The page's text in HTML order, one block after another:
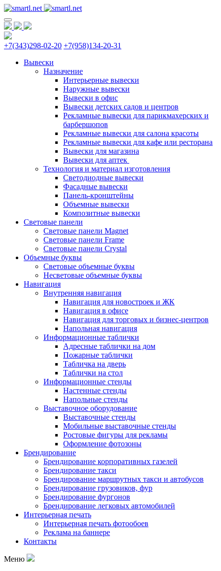
+7(343)298-02-20 +7(958)134-20-31
Вывески
Назначение
Интерьерные вывески
Наружные вывески
Вывески в офис
Вывески детских садов и центров
Рекламные вывески для парикмахерских и
барбершопов
Рекламные вывески для салона красоты
Рекламные вывески для кафе или ресторана
Вывески для магазина
Вывески для аптек
Технология и материал изготовления
Светодиодные вывески
Фасадные вывески
Панель-кронштейны
Объемные вывески
Композитные вывески
Световые панели
Световые панели Magnet
Световые панели Frame
Световые панели Crystal
Объемные буквы
Световые объемные буквы
Несветовые объемные буквы
Навигация
Внутренняя навигация
Навигация для новостроек и ЖК
Навигация в офисе
Навигация для торговых и бизнес-центров
Напольная навигация
Информационные таблички
Адресные таблички на дом
Пожарные таблички
Табличка на дверь
Таблички на стол
Информационные стенды
Настенные стенды
Напольные стенды
Выставочное оборудование
Выставочные стенды
Мобильные выставочные стенды
Ростовые фигуры для рекламы
Оформление фотозоны
Брендирование
Брендирование корпоративных газелей
Брендирование такси
Брендирование маршрутных такси и автобусов
Брендирование грузовиков, фур
Брендирование фургонов
Брендирование легковых автомобилей
Интерьерная печать
Интерьерная печать фотообоев
Реклама на баннере
Контакты
Меню